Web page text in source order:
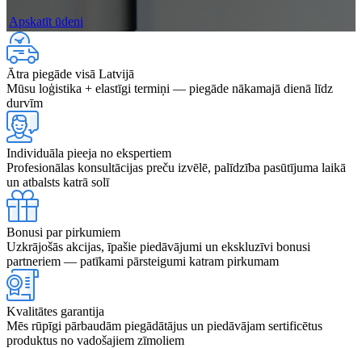
Apskatīt ūdeni
Ātra piegāde visā Latvijā
Mūsu loģistika + elastīgi termiņi — piegāde nākamajā dienā līdz
durvīm
Individuāla pieeja no ekspertiem
Profesionālas konsultācijas preču izvēlē, palīdzība pasūtījuma laikā
un atbalsts katrā solī
Bonusi par pirkumiem
Uzkrājošās akcijas, īpašie piedāvājumi un ekskluzīvi bonusi
partneriem — patīkami pārsteigumi katram pirkumam
Kvalitātes garantija
Mēs rūpīgi pārbaudām piegādātājus un piedāvājam sertificētus
produktus no vadošajiem zīmoliem